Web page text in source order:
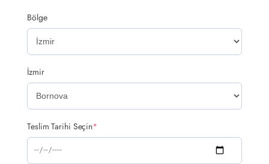
Bölge
İzmir
Teslim Tarihi Seçin*